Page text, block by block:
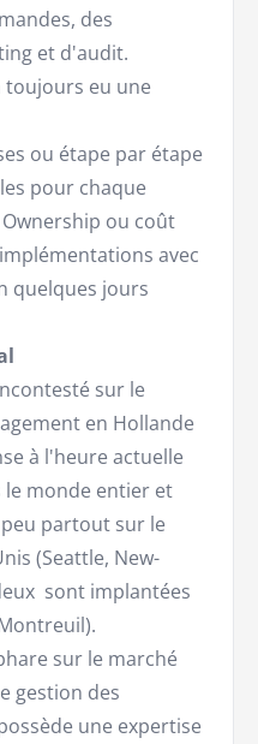
des
et d'audit.
toujours eu une
ou étape par étape
pour chaque
Ownership ou coût
avec
quelques jours
sur le
en Hollande
à l'heure actuelle
le monde entier et
partout sur le
(Seattle, New-
sont implantées
sur le marché
gestion des
une expertise